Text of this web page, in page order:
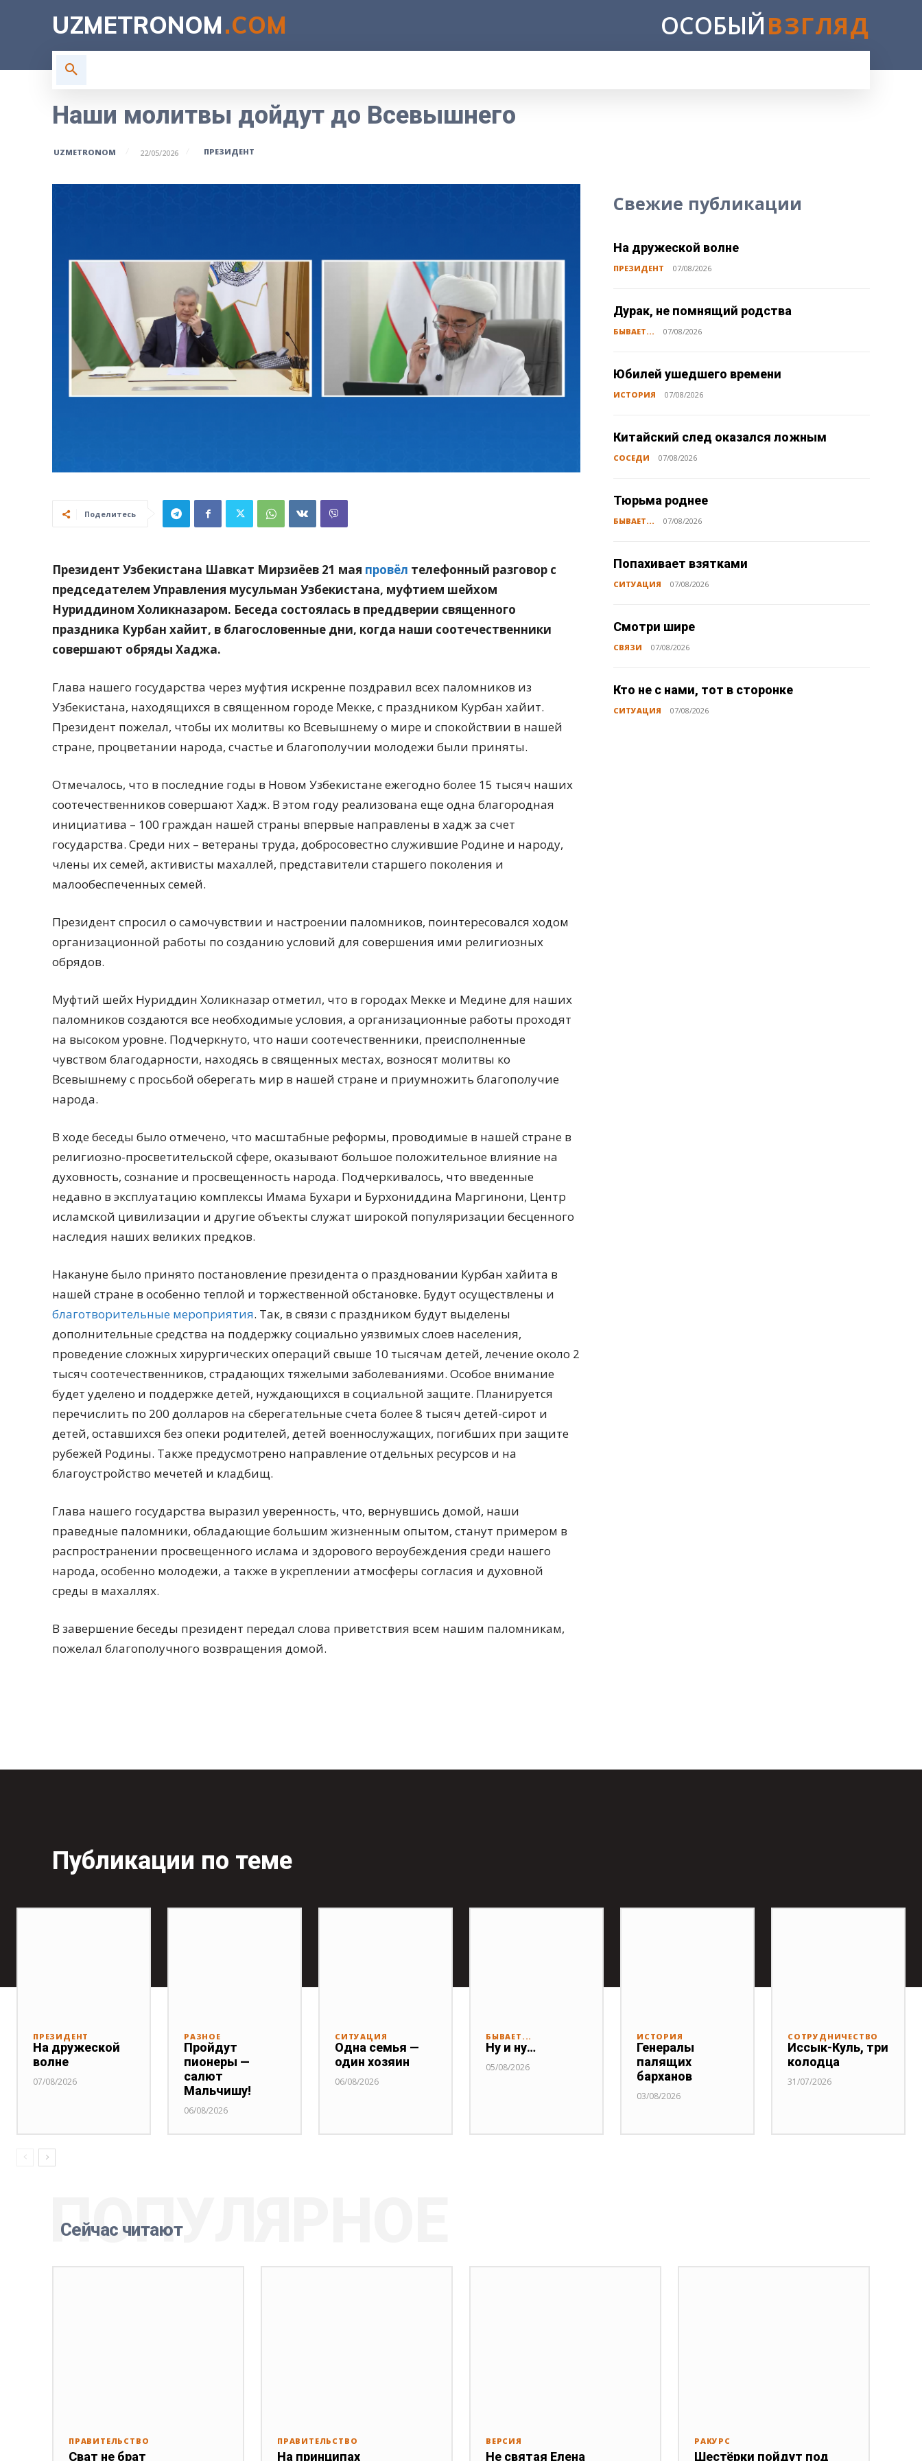
UZMETRONOM.COM ОСОБЫЙВЗГЛЯД
Наши молитвы дойдут до Всевышнего
UZMETRONOM 22/05/2026 ПРЕЗИДЕНТ
Поделитесь
Президент Узбекистана Шавкат Мирзиёев 21 мая провёл телефонный разговор с
председателем Управления мусульман Узбекистана, муфтием шейхом
Нуриддином Холикназаром. Беседа состоялась в преддверии священного
праздника Курбан хайит, в благословенные дни, когда наши соотечественники
совершают обряды Хаджа.
Глава нашего государства через муфтия искренне поздравил всех паломников из
Узбекистана, находящихся в священном городе Мекке, с праздником Курбан хайит.
Президент пожелал, чтобы их молитвы ко Всевышнему о мире и спокойствии в нашей
стране, процветании народа, счастье и благополучии молодежи были приняты.
Отмечалось, что в последние годы в Новом Узбекистане ежегодно более 15 тысяч наших
соотечественников совершают Хадж. В этом году реализована еще одна благородная
инициатива – 100 граждан нашей страны впервые направлены в хадж за счет
государства. Среди них – ветераны труда, добросовестно служившие Родине и народу,
члены их семей, активисты махаллей, представители старшего поколения и
малообеспеченных семей.
Президент спросил о самочувствии и настроении паломников, поинтересовался ходом
организационной работы по созданию условий для совершения ими религиозных
обрядов.
Муфтий шейх Нуриддин Холикназар отметил, что в городах Мекке и Медине для наших
паломников создаются все необходимые условия, а организационные работы проходят
на высоком уровне. Подчеркнуто, что наши соотечественники, преисполненные
чувством благодарности, находясь в священных местах, возносят молитвы ко
Всевышнему с просьбой оберегать мир в нашей стране и приумножить благополучие
народа.
В ходе беседы было отмечено, что масштабные реформы, проводимые в нашей стране в
религиозно-просветительской сфере, оказывают большое положительное влияние на
духовность, сознание и просвещенность народа. Подчеркивалось, что введенные
недавно в эксплуатацию комплексы Имама Бухари и Бурхониддина Маргинони, Центр
исламской цивилизации и другие объекты служат широкой популяризации бесценного
наследия наших великих предков.
Накануне было принято постановление президента о праздновании Курбан хайита в
нашей стране в особенно теплой и торжественной обстановке. Будут осуществлены и
благотворительные мероприятия. Так, в связи с праздником будут выделены
дополнительные средства на поддержку социально уязвимых слоев населения,
проведение сложных хирургических операций свыше 10 тысячам детей, лечение около 2
тысяч соотечественников, страдающих тяжелыми заболеваниями. Особое внимание
будет уделено и поддержке детей, нуждающихся в социальной защите. Планируется
перечислить по 200 долларов на сберегательные счета более 8 тысяч детей-сирот и
детей, оставшихся без опеки родителей, детей военнослужащих, погибших при защите
рубежей Родины. Также предусмотрено направление отдельных ресурсов и на
благоустройство мечетей и кладбищ.
Глава нашего государства выразил уверенность, что, вернувшись домой, наши
праведные паломники, обладающие большим жизненным опытом, станут примером в
распространении просвещенного ислама и здорового вероубеждения среди нашего
народа, особенно молодежи, а также в укреплении атмосферы согласия и духовной
среды в махаллях.
В завершение беседы президент передал слова приветствия всем нашим паломникам,
пожелал благополучного возвращения домой.
Свежие публикации
На дружеской волне
ПРЕЗИДЕНТ 07/08/2026
Дурак, не помнящий родства
БЫВАЕТ... 07/08/2026
Юбилей ушедшего времени
ИСТОРИЯ 07/08/2026
Китайский след оказался ложным
СОСЕДИ 07/08/2026
Тюрьма роднее
БЫВАЕТ... 07/08/2026
Попахивает взятками
СИТУАЦИЯ 07/08/2026
Смотри шире
СВЯЗИ 07/08/2026
Кто не с нами, тот в сторонке
СИТУАЦИЯ 07/08/2026
Публикации по теме
ПРЕЗИДЕНТ
На дружеской
волне
07/08/2026
РАЗНОЕ
Пройдут
пионеры —
салют
Мальчишу!
06/08/2026
СИТУАЦИЯ
Одна семья —
один хозяин
06/08/2026
БЫВАЕТ...
Ну и ну…
05/08/2026
ИСТОРИЯ
Генералы
палящих
барханов
03/08/2026
СОТРУДНИЧЕСТВО
Иссык-Куль, три
колодца
31/07/2026
Сейчас читают
ПОПУЛЯРНОЕ
ПРАВИТЕЛЬСТВО
Сват не брат
ПРАВИТЕЛЬСТВО
На принципах
ВЕРСИЯ
Не святая Елена
РАКУРС
Шестёрки пойдут под